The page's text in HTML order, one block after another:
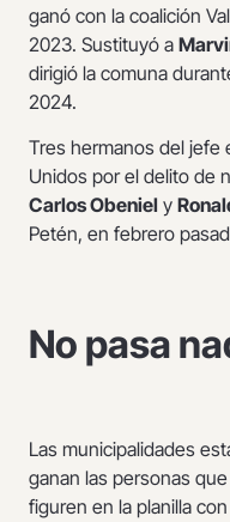
ganó con la coalición
2023. Sustituyó a
dirigió la comuna
2024.
Tres hermanos del jefe
Unidos por el delito de
Carlos Obeniel y
Petén, en febrero
No pasa
Las municipalidades
ganan las personas
figuren en la planilla